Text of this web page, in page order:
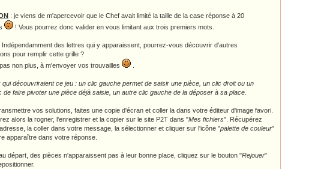
: je viens de m'apercevoir que le Chef avait limité la taille de la case réponse à 20
! Vous pourrez donc valider en vous limitant aux trois premiers mots.
Indépendamment des lettres qui y apparaissent, pourrez-vous découvrir d'autres
pour remplir cette grille ?
non plus, à m'envoyer vos trouvailles
qui découvriraient ce jeu : un clic gauche permet de saisir une pièce, un clic droit ou un
de faire pivoter une pièce déjà saisie, un autre clic gauche de la déposer à sa place.
vos solutions, faites une copie d'écran et coller la dans votre éditeur d'image favori.
alors la rogner, l'enregistrer et la copier sur le site P2T dans "Mes fichiers". Récupérez
la coller dans votre message, la sélectionner et cliquer sur l'icône "palette de couleur"
apparaître dans votre réponse.
départ, des pièces n'apparaissent pas à leur bonne place, cliquez sur le bouton "Rejouer"